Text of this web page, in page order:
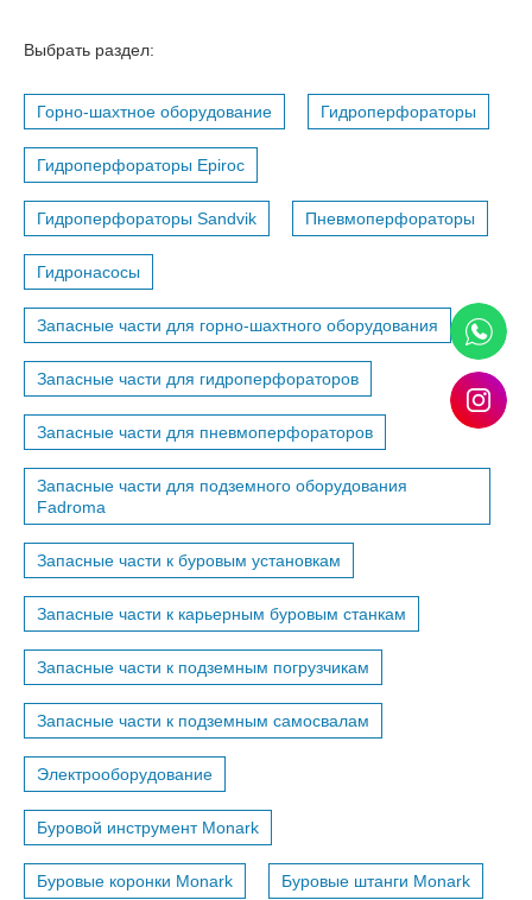
Выбрать раздел:
Горно-шахтное оборудование Гидроперфораторы
Гидроперфораторы Epiroc
Гидроперфораторы Sandvik Пневмоперфораторы
Гидронасосы
Запасные части для горно-шахтного оборудования
Запасные части для гидроперфораторов
Запасные части для пневмоперфораторов
Запасные части для подземного оборудования
Fadroma
Запасные части к буровым установкам
Запасные части к карьерным буровым станкам
Запасные части к подземным погрузчикам
Запасные части к подземным самосвалам
Электрооборудование
Буровой инструмент Monark
Буровые коронки Monark Буровые штанги Monark